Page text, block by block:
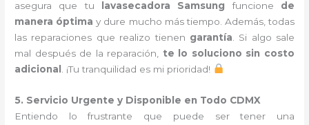
asegura que tu
lavasecadora Samsung funcione de
manera óptima y dure mucho más tiempo. Además, todas
las reparaciones que realizo tienen garantía . Si algo sale
mal después de la reparación, te lo soluciono sin costo
adicional
. ¡Tu tranquilidad es mi prioridad!
5. Servicio Urgente y Disponible en Todo CDMX
Entiendo lo frustrante que puede ser tener una